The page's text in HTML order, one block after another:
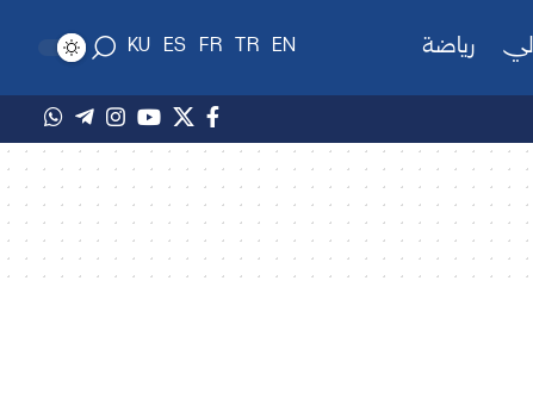
رياضة EN
TR
FR
ES
KU